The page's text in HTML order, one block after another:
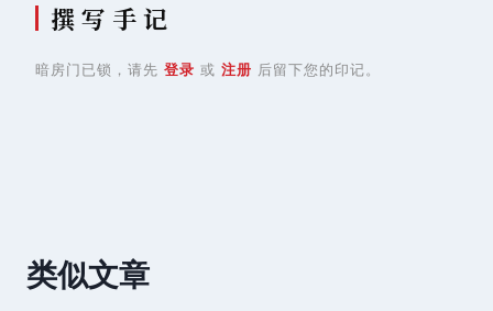
撰 写 手 记
暗房门已锁，请先 登录 或 注册 后留下您的印记。
类似文章